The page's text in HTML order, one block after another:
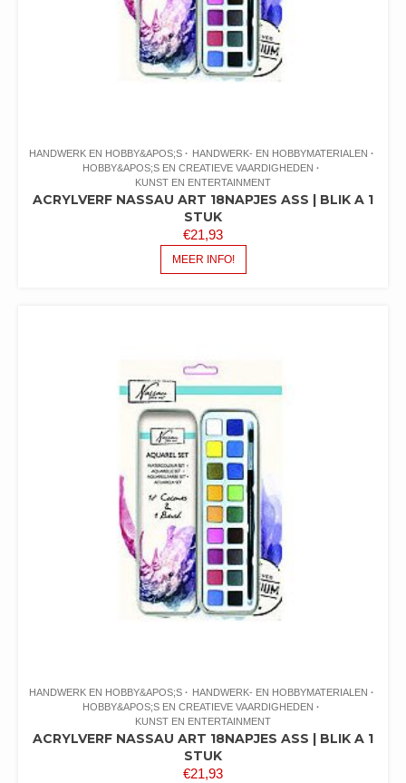
HANDWERK EN HOBBY&APOS;S
HANDWERK- EN HOBBYMATERIALEN
HOBBY&APOS;S EN CREATIEVE VAARDIGHEDEN
KUNST EN ENTERTAINMENT
ACRYLVERF NASSAU ART 18NAPJES ASS | BLIK A 1
STUK
€21,93
MEER INFO!
HANDWERK EN HOBBY&APOS;S
HANDWERK- EN HOBBYMATERIALEN
HOBBY&APOS;S EN CREATIEVE VAARDIGHEDEN
KUNST EN ENTERTAINMENT
ACRYLVERF NASSAU ART 18NAPJES ASS | BLIK A 1
STUK
€21,93